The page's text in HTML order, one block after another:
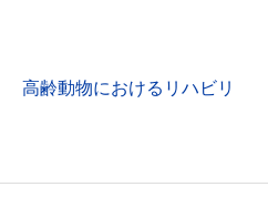
高齢動物におけるリハビリ